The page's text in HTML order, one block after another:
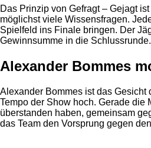
Das Prinzip von Gefragt – Gejagt
möglichst viele Wissensfragen.
Spielfeld ins Finale bringen. Der
Gewinnsumme in die Schlussrunde.
Alexander Bommes
Alexander Bommes ist das
Tempo der Show hoch. Gerade
überstanden haben, gemeinsam
das Team den Vorsprung gegen